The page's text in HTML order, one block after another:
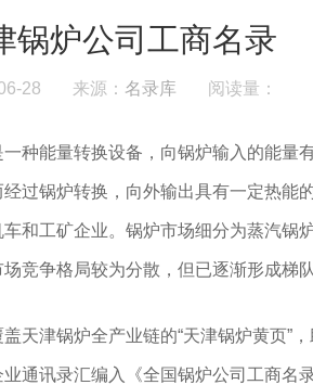
锅炉公司工商名录
28 来源： 名录库 阅读量：
一种能量转换设备，向锅炉输入的能量
经过锅炉转换，向外输出具有一定热能
车和工矿企业。锅炉市场细分为蒸汽锅
竞争格局较为分散，但已逐渐形成梯
天津锅炉全产业链的“天津锅炉黄页”
业通讯录汇编入《全国锅炉公司工商名